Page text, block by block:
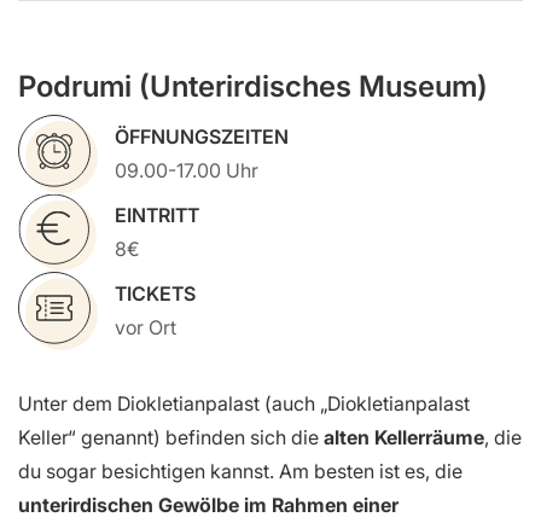
Podrumi (Unterirdisches Museum)
ÖFFNUNGSZEITEN
09.00-17.00 Uhr
EINTRITT
8€
TICKETS
vor Ort
Unter dem Diokletianpalast (auch „Diokletianpalast
Keller“ genannt) befinden sich die alten Kellerräume, die
du sogar besichtigen kannst. Am besten ist es, die
unterirdischen Gewölbe im Rahmen einer